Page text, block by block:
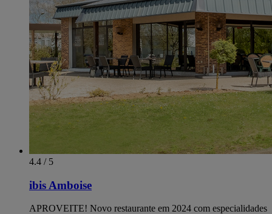
4.4 / 5
ibis Amboise
APROVEITE! Novo restaurante em 2024 com especialidades